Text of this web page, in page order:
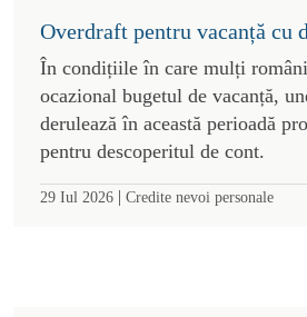
Overdraft pentru vacanță cu
În condițiile în care mulți
ocazional bugetul de vacanță,
derulează în această perioadă
pentru descoperitul de cont.
29 Iul 2026 | Credite nevoi personale